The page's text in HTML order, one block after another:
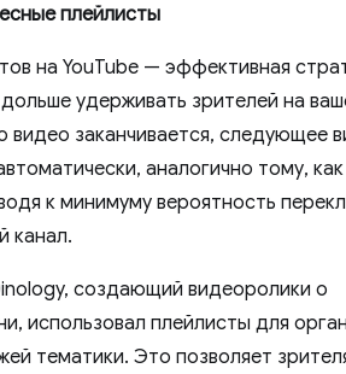
плейлисты
на YouTube — эффективная
удерживать зрителей на
видео заканчивается, следующее
аналогично тому, как
к минимуму вероятность
канал.
создающий видеоролики о
использовал плейлисты для
тематики. Это позволяет